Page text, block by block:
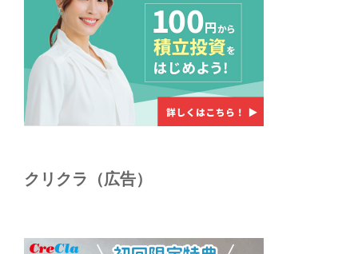
クリクラ（広告）